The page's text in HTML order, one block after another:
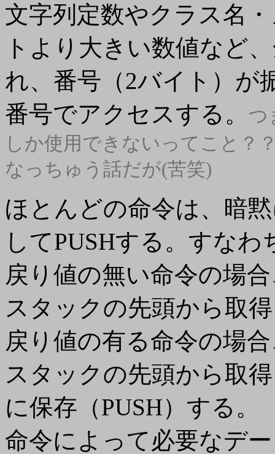
文字列定数やクラス名
トより大きい数値など
れ、番号（2バイト）が
番号でアクセスする。
つ
しか使用できないってこと？
なっちゅう話だが(苦笑)
ほとんどの命令は、暗
してPUSHする。すなわ
戻り値の無い命令の場
スタックの先頭から取
戻り値の有る命令の場
スタックの先頭から取
に保存（PUSH）する。
命令によって必要なデ